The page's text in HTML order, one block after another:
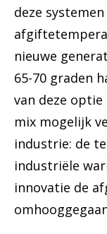
deze
nieuwe
65-70 graden
van deze
mix mogelijk
industrie: de
industriële
innovatie de